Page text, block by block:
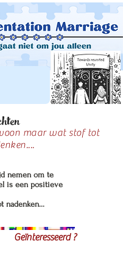
maar wat stof tot
nemen om te
is een positieve
nadenken...
Geïnteresseerd ?